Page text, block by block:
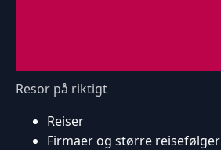
Resor på riktigt
Reiser
Firmaer og større reisefølger